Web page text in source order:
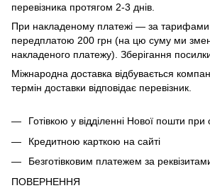
перевізника протягом 2-3 днів.
При накладеному платежі — за тарифами
передплатою 200 грн (на цю суму ми
накладеного платежу). Зберігання посилки
Міжнародна доставка відбувається
термін доставки відповідає перевізник.
Готівкою у відділенні Нової пошти при
Кредитною карткою на сайті
Безготівковим платежем за
ПОВЕРНЕННЯ